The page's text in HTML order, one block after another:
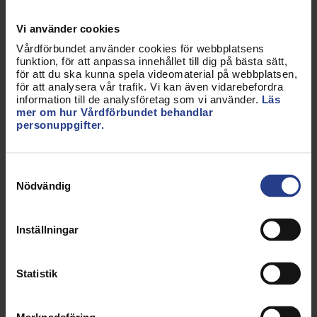
Vi använder cookies
Vårdförbundet använder cookies för webbplatsens
funktion, för att anpassa innehållet till dig på bästa sätt,
för att du ska kunna spela videomaterial på webbplatsen,
för att analysera vår trafik. Vi kan även vidarebefordra
information till de analysföretag som vi använder. Läs
mer om hur Vårdförbundet behandlar
personuppgifter.
Nödvändig
Inställningar
Statistik
Det är ett arbetssätt som sprider sig. En liknande
enhet är under uppstart på Karolinska Institutet,
där tre sjuksköterskor är under utbildning för att
driva samma typ av uppföljningsmottagning som
finns på SÖS.
MOTIVERING
"Ett viktigt förnyelsearbete med en